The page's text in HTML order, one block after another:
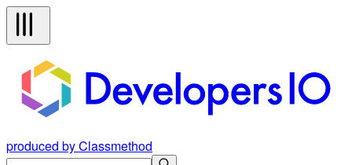
produced by Classmethod